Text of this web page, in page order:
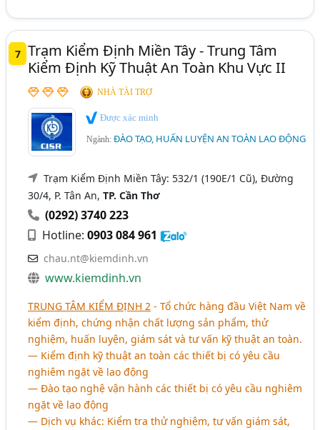
7 Trạm Kiểm Định Miền Tây - Trung Tâm
Kiểm Định Kỹ Thuật An Toàn Khu Vực II
NHÀ TÀI TRỢ
Được xác minh
Ngành:ĐÀO TẠO, HUẤN LUYỆN AN TOÀN LAO ĐỘNG
Trạm Kiểm Định Miền Tây: 532/1 (190E/1 Cũ), Đường
30/4, P. Tân An,TP. Cần Thơ
(0292) 3740 223
Hotline:0903 084 961
chau.nt@kiemdinh.vn
www.kiemdinh.vn
TRUNG TÂM KIỂM ĐỊNH 2 - Tổ chức hàng đầu Việt Nam về
kiểm định, chứng nhận chất lượng sản phẩm, thử
nghiệm, huấn luyện, giám sát và tư vấn kỹ thuật an toàn.
― Kiểm định kỹ thuật an toàn các thiết bị có yêu cầu
nghiêm ngặt về lao động
― Đào tạo nghệ vận hành các thiết bị có yêu cầu nghiêm
ngặt về lao động
― Dịch vụ khác: Kiểm tra thử nghiệm, tư vấn giám sát,